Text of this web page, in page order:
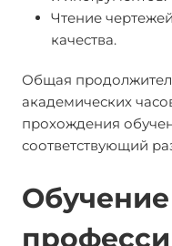
Чтение
качества.
Общая
академических
прохождения
соответствующий